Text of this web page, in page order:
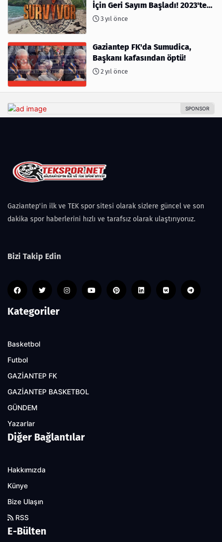
İçin Geri Sayım Başladı! 2023'te
kimler var?
3 yıl önce
Gaziantep FK'da Sumudica,
Başkanı kafasından öptü!
2 yıl önce
Gaziantep'in ilk ve TEK spor sitesi olarak sizlere güncel ve son
dakika spor haberlerini hızlı ve tarafsız olarak ulaştırıyoruz.
Bizi Takip Edin
Kategoriler
Basketbol
Futbol
GAZİANTEP FK
GAZİANTEP BASKETBOL
GÜNDEM
Yazarlar
Diğer Bağlantılar
Hakkımızda
Künye
Bize Ulaşın
RSS
E-Bülten